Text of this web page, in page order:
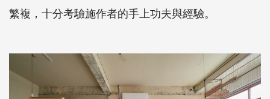
繁複，十分考驗施作者的手上功夫與經驗。